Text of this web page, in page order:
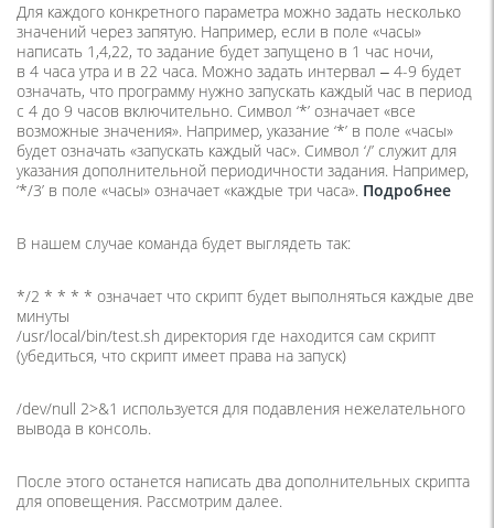
Для каждого конкретного параметра можно задать несколько
значений через запятую. Например, если в поле «часы»
написать 1,4,22, то задание будет запущено в 1 час ночи,
в 4 часа утра и в 22 часа. Можно задать интервал ‒ 4-9 будет
означать, что программу нужно запускать каждый час в период
с 4 до 9 часов включительно. Символ ‘*’ означает «все
возможные значения». Например, указание ‘*’ в поле «часы»
будет означать «запускать каждый час». Символ ‘/’ служит для
указания дополнительной периодичности задания. Например,
‘*/3’ в поле «часы» означает «каждые три часа». Подробнее
В нашем случае команда будет выглядеть так:
*/2 * * * * означает что скрипт будет выполняться каждые две
минуты
/usr/local/bin/test.sh директория где находится сам скрипт
(убедиться, что скрипт имеет права на запуск)
/dev/null 2>&1 используется для подавления нежелательного
вывода в консоль.
После этого останется написать два дополнительных скрипта
для оповещения. Рассмотрим далее.